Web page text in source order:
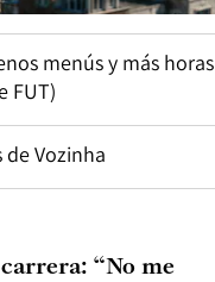
menús y más horas
FUT)
Vozinha
“No me